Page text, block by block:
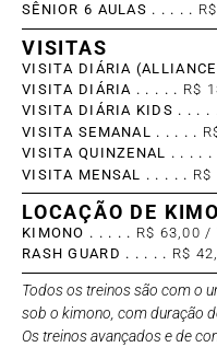
SÊNIOR 6 AULAS . . . . .
VISITAS
VISITA DIÁRIA
VISITA DIÁRIA . . . . . R$
VISITA DIÁRIA KIDS . . . .
VISITA SEMANAL . . . . .
VISITA QUINZENAL . . . . .
VISITA MENSAL . . . . . R$
LOCAÇÃO DE
KIMONO . . . . . R$ 63,00 /
RASH GUARD . . . . . R$
Todos os treinos são com o
sob o kimono, com duração
Os treinos avançados e de